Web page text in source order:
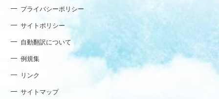
プライバシーポリシー
サイトポリシー
自動翻訳について
例規集
リンク
サイトマップ